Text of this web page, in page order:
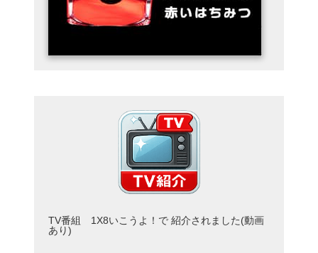
TV番組 1X8いこうよ！で 紹介されました(動画
あり)